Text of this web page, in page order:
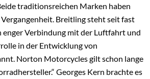
traditionsreichen Marken haben
Breitling steht seit fast
enger Verbindung mit der Luftfahrt und
in der Entwicklung von
Norton Motorcycles gilt schon lange
Georges Kern brachte es